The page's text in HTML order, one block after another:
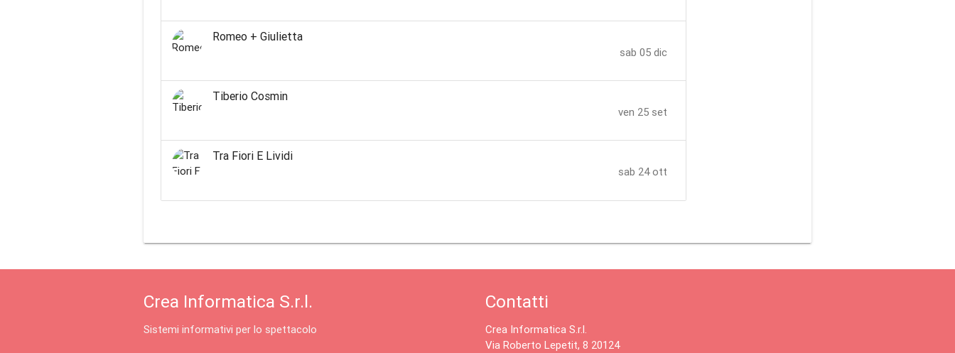
Romeo + Giulietta
sab 05 dic
Tiberio Cosmin
ven 25 set
Tra Fiori E Lividi
sab 24 ott
Crea Informatica S.r.l.
Sistemi informativi per lo spettacolo
Contatti
Crea Informatica S.r.l.
Via Roberto Lepetit, 8 20124